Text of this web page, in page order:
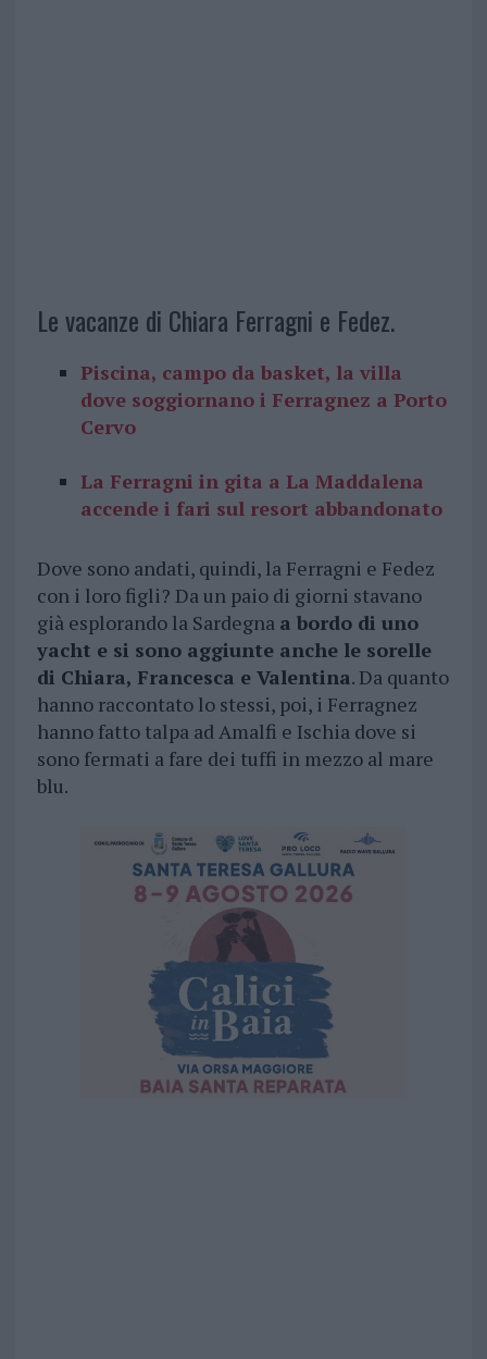
Le vacanze di Chiara Ferragni e Fedez.
Piscina, campo da basket, la villa
dove soggiornano i Ferragnez a Porto
Cervo
La Ferragni in gita a La Maddalena
accende i fari sul resort abbandonato
Dove sono andati, quindi, la Ferragni e Fedez
con i loro figli? Da un paio di giorni stavano
già esplorando la Sardegna a bordo di uno
yacht e si sono aggiunte anche le sorelle
di Chiara, Francesca e Valentina. Da quanto
hanno raccontato lo stessi, poi, i Ferragnez
hanno fatto talpa ad Amalfi e Ischia dove si
sono fermati a fare dei tuffi in mezzo al mare
blu.